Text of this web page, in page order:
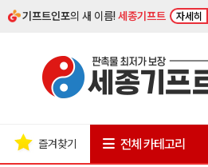
기프트인포의 새 이름!세종기프트 자세히
즐겨찾기 전체 카테고리